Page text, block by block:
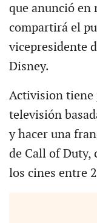
que anunció en
compartirá el
vicepresidente
Disney.
Activision tiene
televisión
y hacer una
de Call of Duty,
los cines entre